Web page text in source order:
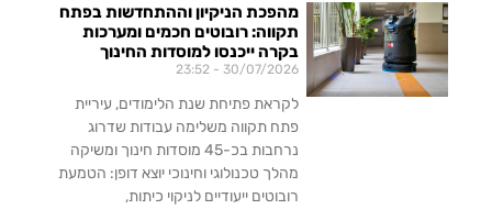
מהפכת הניקיון וההתחדשות בפתח
תקווה: רובוטים חכמים ומערכות
בקרה ייכנסו למוסדות החינוך
30/07/2026
לקראת פתיחת שנת הלימודים, עיריית
פתח תקווה משלימה עבודות שדרוג
נרחבות בכ-45 מוסדות חינוך ומשיקה
מהלך טכנולוגי וחינוכי יוצא דופן: הטמעת
רובוטים ייעודיים לניקוי כיתות,